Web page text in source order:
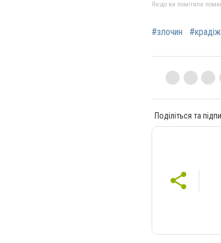
Якщо ви помітили
#злочин
Поділіться та